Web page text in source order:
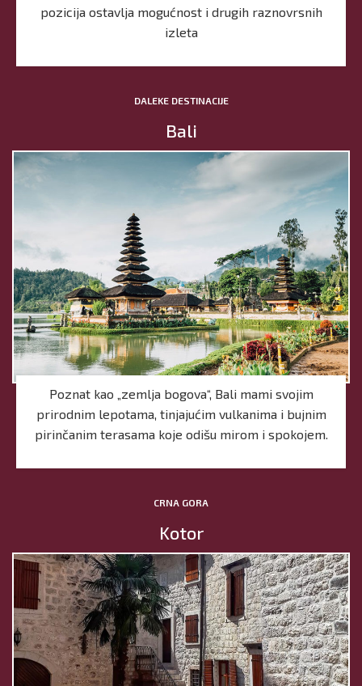
pozicija ostavlja mogućnost i drugih raznovrsnih
izleta
DALEKE DESTINACIJE
Bali
Poznat kao „zemlja bogova“, Bali mami svojim
prirodnim lepotama, tinjajućim vulkanima i bujnim
pirinčanim terasama koje odišu mirom i spokojem.
CRNA GORA
Kotor